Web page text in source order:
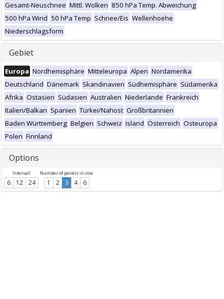
Gesamt-Neuschnee Mittl. Wolken 850 hPa Temp. Abweichung
500 hPa Wind 50 hPa Temp Schnee/Eis Wellenhoehe
Niederschlagsform
Gebiet
Europa Nordhemisphäre Mitteleuropa Alpen Nordamerika
Deutschland Dänemark Skandinavien Südhemisphäre Südamerika
Afrika Ostasien Südasien Australien Niederlande Frankreich
Italien/Balkan Spanien Türkei/Nahost Großbritannien
Baden Württemberg Belgien Schweiz Island Österreich Osteuropa
Polen Finnland
Options
Intervall
6 12 24
Number of panels in row
1 2 3 4 6